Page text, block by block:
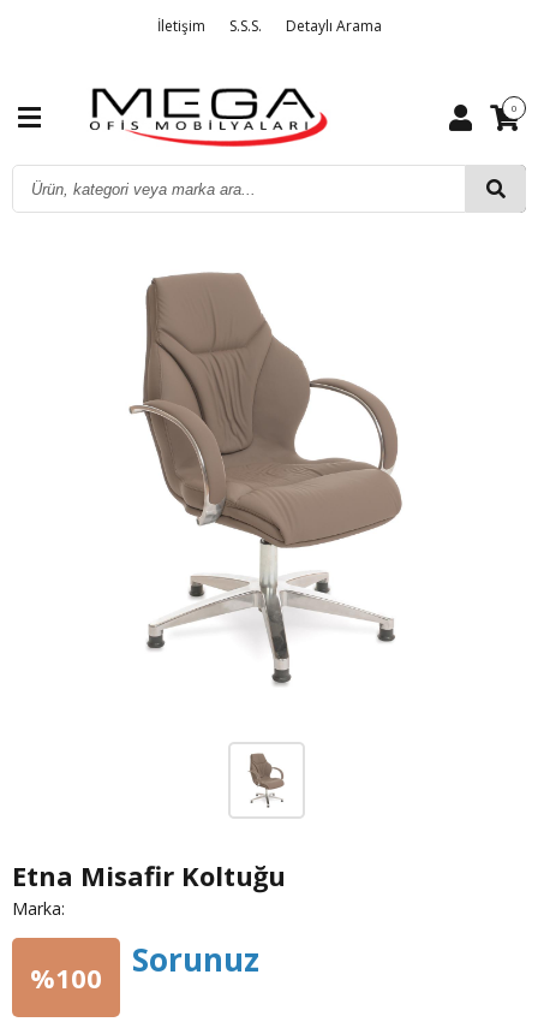
İletişim S.S.S. Detaylı Arama
0
Etna Misafir Koltuğu
Marka:
%100 Sorunuz